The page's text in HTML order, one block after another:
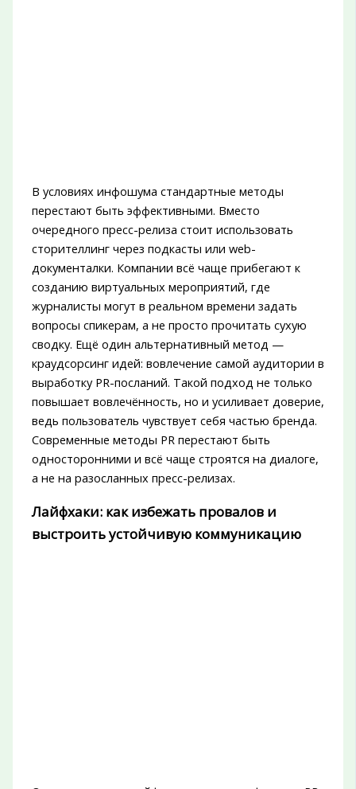
В условиях инфошума стандартные методы
перестают быть эффективными. Вместо
очередного пресс-релиза стоит использовать
сторителлинг через подкасты или web-
документалки. Компании всё чаще прибегают к
созданию виртуальных мероприятий, где
журналисты могут в реальном времени задать
вопросы спикерам, а не просто прочитать сухую
сводку. Ещё один альтернативный метод —
краудсорсинг идей: вовлечение самой аудитории в
выработку PR-посланий. Такой подход не только
повышает вовлечённость, но и усиливает доверие,
ведь пользователь чувствует себя частью бренда.
Современные методы PR перестают быть
односторонними и всё чаще строятся на диалоге,
а не на разосланных пресс-релизах.
Лайфхаки: как избежать провалов и
выстроить устойчивую коммуникацию